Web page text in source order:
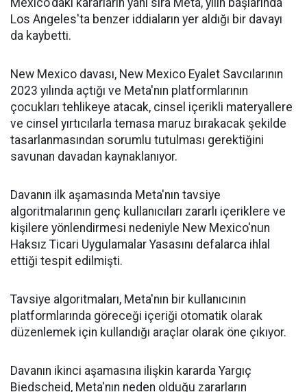
Mexico'daki kararların yanı sıra Meta, yılın başlarında
Los Angeles'ta benzer iddiaların yer aldığı bir davayı
da kaybetti.
New Mexico davası, New Mexico Eyalet Savcılarının
2023 yılında açtığı ve Meta'nın platformlarının
çocukları tehlikeye atacak, cinsel içerikli materyallere
ve cinsel yırtıcılarla temasa maruz bırakacak şekilde
tasarlanmasından sorumlu tutulması gerektiğini
savunan davadan kaynaklanıyor.
Davanın ilk aşamasında Meta'nın tavsiye
algoritmalarının genç kullanıcıları zararlı içeriklere ve
kişilere yönlendirmesi nedeniyle New Mexico'nun
Haksız Ticari Uygulamalar Yasasını defalarca ihlal
ettiği tespit edilmişti.
Tavsiye algoritmaları, Meta'nın bir kullanıcının
platformlarında göreceği içeriği otomatik olarak
düzenlemek için kullandığı araçlar olarak öne çıkıyor.
Davanın ikinci aşamasına ilişkin kararda Yargıç
Biedscheid, Meta'nın neden olduğu zararların